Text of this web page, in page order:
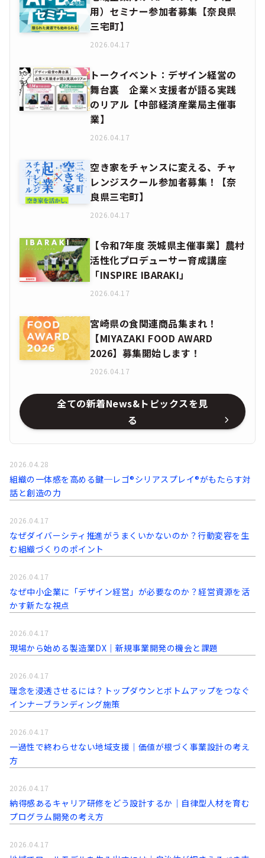
用）セミナー参加者募集【奈良県
三宅町】
2026.04.17
トークイベント：デザイン経営の
舞台裏 企業×支援者が語る実践
のリアル【中部経済産業局主催事
業】
2026.04.17
空き家をチャンスに変える、チャ
レンジスクール参加者募集！【奈
良県三宅町】
2026.04.17
【令和7年度 茨城県主催事業】農村
活性化プロデューサー育成講座
「INSPIRE IBARAKI」
2026.04.17
宮崎県の食関連商品集まれ！
【MIYAZAKI FOOD AWARD
2026】募集開始します！
2026.04.17
全ての新着News&トピックスを見
る
組織の一体感を高める鍵─レゴ®シリアスプレイ®がもたらす対
話と創造の力
2026.04.28
なぜダイバーシティ推進がうまくいかないのか？行動変容を生
む組織づくりのポイント
2026.04.17
なぜ中小企業に「デザイン経営」が必要なのか？経営資源を活
かす新たな視点
2026.04.17
現場から始める製造業DX｜新規事業開発の機会と課題
2026.04.17
理念を浸透させるには？トップダウンとボトムアップをつなぐ
インナーブランディング施策
2026.04.17
一過性で終わらせない地域支援｜価値が根づく事業設計の考え
方
2026.04.17
納得感あるキャリア研修をどう設計するか｜自律型人材を育む
プログラム開発の考え方
2026.04.17
2026.04.17